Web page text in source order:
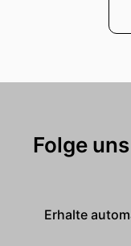
Folge
Erhalte